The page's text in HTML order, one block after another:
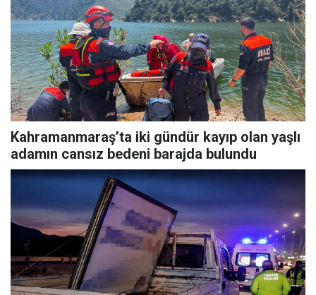
Kahramanmaraş’ta iki gündür kayıp olan yaşlı
adamın cansız bedeni barajda bulundu